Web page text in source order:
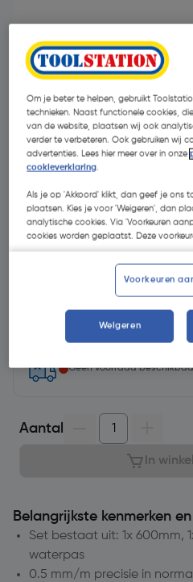
€ 57,95
€ 51,95| Excl. btw € 42,93
Selecteer winkel - Bekijk
Selecteer vestiging
Geen voorraad
Aantal
In
Belangrijkste kenmerken
Set bestaat uit: 1x 600mm,
waterpas
0.5 mm/m precisie in
Om je beter te helpen, gebruikt
technieken. Naast functionele cookies,
van de website, plaatsen wij ook
verder te verbeteren. Ook gebruiken wij
advertenties. Lees hier meer over in onze
cookieverklaring.
Als je op 'Akkoord' klikt, dan geef je ons
plaatsen. Kies je voor 'Weigeren', dan
analytische cookies. Via 'Voorkeuren
cookies worden geplaatst. Deze
Voorkeuren
Weigeren